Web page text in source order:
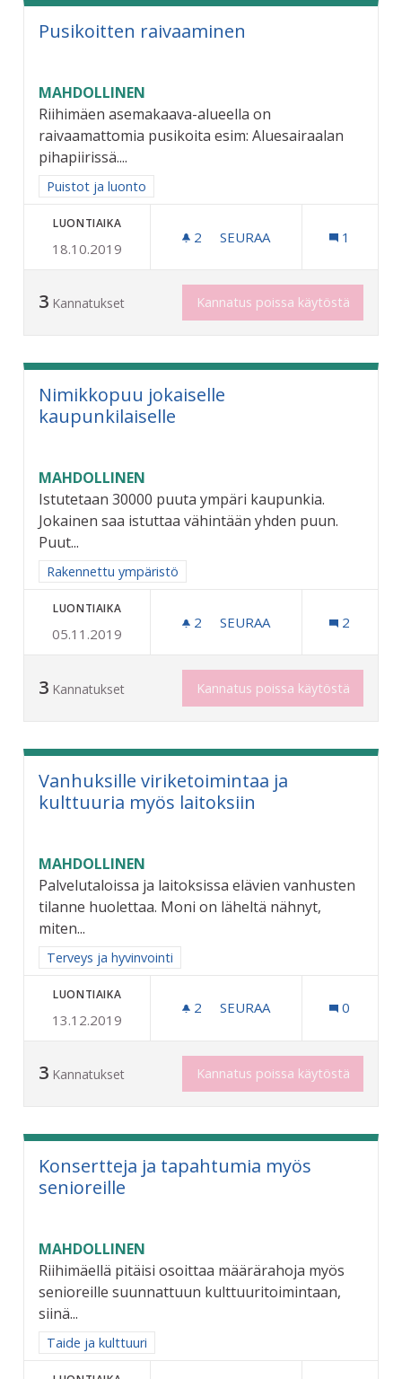
Pusikoitten raivaaminen
MAHDOLLINEN
Riihimäen asemakaava-alueella on
raivaamattomia pusikoita esim: Aluesairaalan
pihapiirissä....
Rajaa tulokset aihepiirin mukaan: Puistot ja luonto
Puistot ja luonto
LUONTIAIKA
18.10.2019
2 2 SEURAAJAA
SEURAA 1
3 Kannatukset Kannatus poissa käytöstä
Nimikkopuu jokaiselle
kaupunkilaiselle
MAHDOLLINEN
Istutetaan 30000 puuta ympäri kaupunkia.
Jokainen saa istuttaa vähintään yhden puun.
Puut...
Rajaa tulokset aihepiirin mukaan: Rakennettu ympäristö
Rakennettu ympäristö
LUONTIAIKA
05.11.2019
2 2 SEURAAJAA
SEURAA 2
3 Kannatukset Kannatus poissa käytöstä
Vanhuksille viriketoimintaa ja
kulttuuria myös laitoksiin
MAHDOLLINEN
Palvelutaloissa ja laitoksissa elävien vanhusten
tilanne huolettaa. Moni on läheltä nähnyt,
miten...
Rajaa tulokset aihepiirin mukaan: Terveys ja hyvinvointi
Terveys ja hyvinvointi
LUONTIAIKA
13.12.2019
2 2 SEURAAJAA
SEURAA 0
3 Kannatukset Kannatus poissa käytöstä
Konsertteja ja tapahtumia myös
senioreille
MAHDOLLINEN
Riihimäellä pitäisi osoittaa määrärahoja myös
senioreille suunnattuun kulttuuritoimintaan,
siinä...
Rajaa tulokset aihepiirin mukaan: Taide ja kulttuuri
Taide ja kulttuuri